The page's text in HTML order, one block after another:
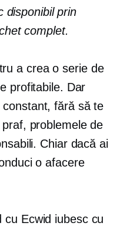
disponibil prin
complet.
a crea o serie de
profitabile. Dar
fără să te
problemele de
Chiar dacă ai
o afacere
cu Ecwid iubesc cu